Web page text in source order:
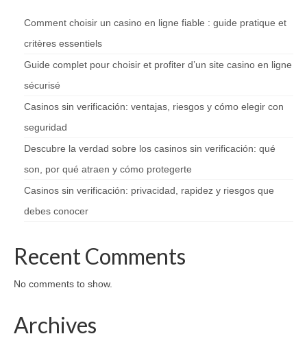
Comment choisir un casino en ligne fiable : guide pratique et
critères essentiels
Guide complet pour choisir et profiter d’un site casino en ligne
sécurisé
Casinos sin verificación: ventajas, riesgos y cómo elegir con
seguridad
Descubre la verdad sobre los casinos sin verificación: qué
son, por qué atraen y cómo protegerte
Casinos sin verificación: privacidad, rapidez y riesgos que
debes conocer
Recent Comments
No comments to show.
Archives